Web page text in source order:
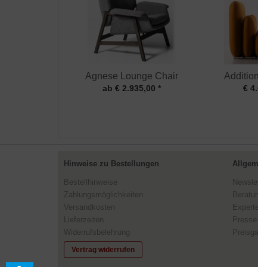
Agnese Lounge Chair
ab € 2.935,00 * €
Hinweise zu Bestellungen
Bestellhinweise
Zahlungsmöglichkeiten
Versandkosten
Lieferzeiten
Widerrufsbelehrung
Vertrag widerrufen